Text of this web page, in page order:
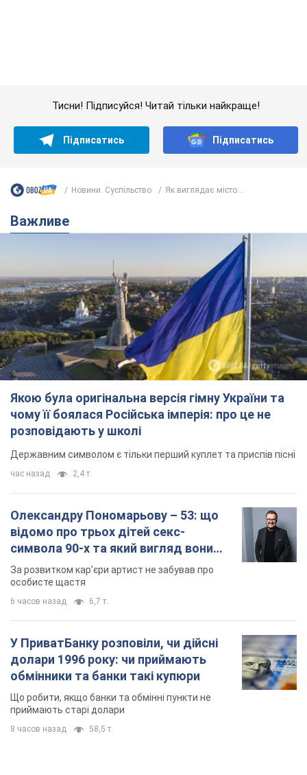
Якою була оригінальна версія гімну України та
чому її боялася Російська імперія: про це не
Державним символом є тільки перший куплет та приспів пісні
час назад 2,4 т.
Олександру Пономарьову – 53: що
відомо про трьох дітей секс-
символа 90-х та який вигляд вони
За розвитком кар'єри артист не забував про
особисте щастя
6 часов назад
У ПриватБанку розповіли, чи дійсні
долари 1996 року: чи приймають
обмінники та банки такі купюри
Що робити, якщо банки та обмінні пункти не
приймають старі долари
8 часов назад 58,5 т.